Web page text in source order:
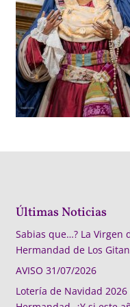
Últimas Noticias
Sabias que…? La Virgen
Hermandad de Los
AVISO 31/07/2026
Lotería de Navidad 2026